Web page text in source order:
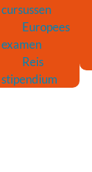
cursussen
Europees
examen
Reis
stipendium